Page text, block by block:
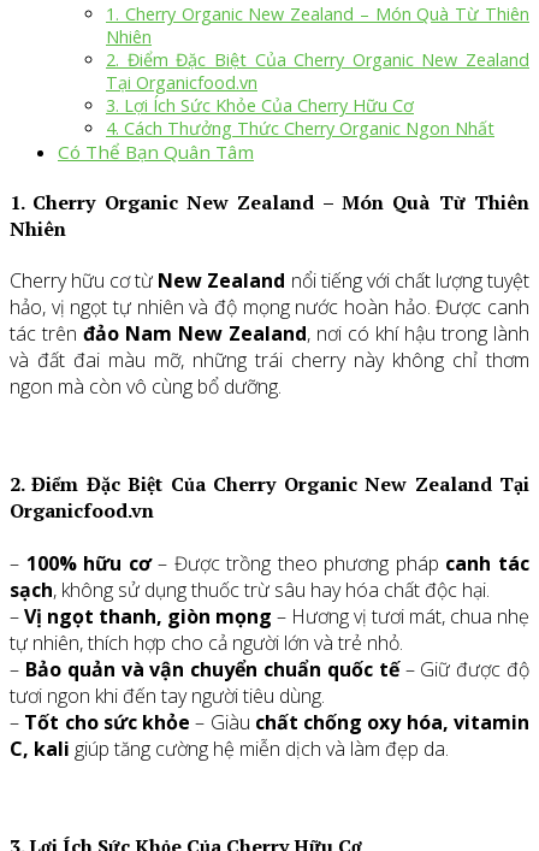
1. Cherry Organic New Zealand – Món Quà Từ Thiên
Nhiên
2. Điểm Đặc Biệt Của Cherry Organic New Zealand
Tại Organicfood.vn
3. Lợi Ích Sức Khỏe Của Cherry Hữu Cơ
4. Cách Thưởng Thức Cherry Organic Ngon Nhất
Có Thể Bạn Quân Tâm
1. Cherry Organic New Zealand – Món Quà Từ Thiên
Nhiên
Cherry hữu cơ từ New Zealand nổi tiếng với chất lượng tuyệt
hảo, vị ngọt tự nhiên và độ mọng nước hoàn hảo. Được canh
tác trên đảo Nam New Zealand, nơi có khí hậu trong lành
và đất đai màu mỡ, những trái cherry này không chỉ thơm
ngon mà còn vô cùng bổ dưỡng.
2. Điểm Đặc Biệt Của Cherry Organic New Zealand Tại
Organicfood.vn
– 100% hữu cơ– Được trồng theo phương pháp canh tác
sạch, không sử dụng thuốc trừ sâu hay hóa chất độc hại.
–Vị ngọt thanh, giòn mọng – Hương vị tươi mát, chua nhẹ
tự nhiên, thích hợp cho cả người lớn và trẻ nhỏ.
– Bảo quản và vận chuyển chuẩn quốc tế– Giữ được độ
tươi ngon khi đến tay người tiêu dùng.
– Tốt cho sức khỏe – Giàu chất chống oxy hóa, vitamin
C, kali giúp tăng cường hệ miễn dịch và làm đẹp da.